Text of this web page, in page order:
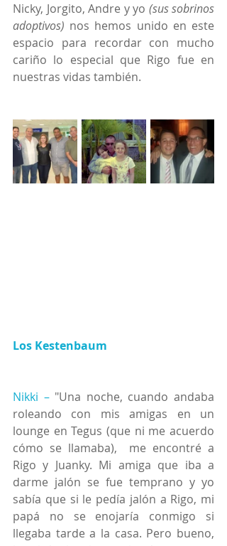
Nicky, Jorgito, Andre y yo (sus sobrinos
adoptivos) nos hemos unido en este
espacio para recordar con mucho
cariño lo especial que Rigo fue en
nuestras vidas también.
Los Kestenbaum
Nikki – "Una noche, cuando andaba
roleando con mis amigas en un
lounge en Tegus (que ni me acuerdo
cómo se llamaba),  me encontré a
Rigo y Juanky. Mi amiga que iba a
darme jalón se fue temprano y yo
sabía que si le pedía jalón a Rigo, mi
papá no se enojaría conmigo si
llegaba tarde a la casa. Pero bueno,